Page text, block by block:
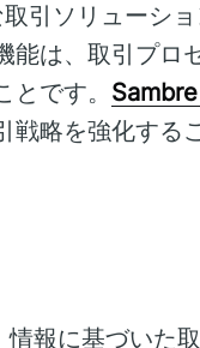
引ソリューシ
能は、取引プロ
です。
戦略を強化する
情報に基づいた